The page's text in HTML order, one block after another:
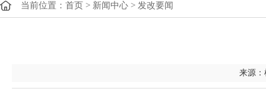
当前位置： 首页 > 新闻中心 > 发改要闻
来源